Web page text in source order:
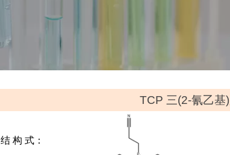
TCP 三(2-氰乙基
结 构 式：